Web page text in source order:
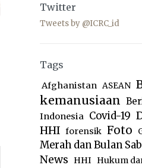
Twitter
Tweets by @ICRC_id
Tags
Afghanistan ASEAN
kemanusiaan
Indonesia Covid-19
HHI forensik Foto
Merah dan Bulan
News
HHI Hukum